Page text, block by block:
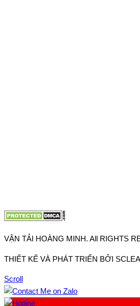
VẬN TẢI HOÀNG MINH. All RIGHTS
THIẾT KẾ VÀ PHÁT TRIỂN BỞI
Scroll